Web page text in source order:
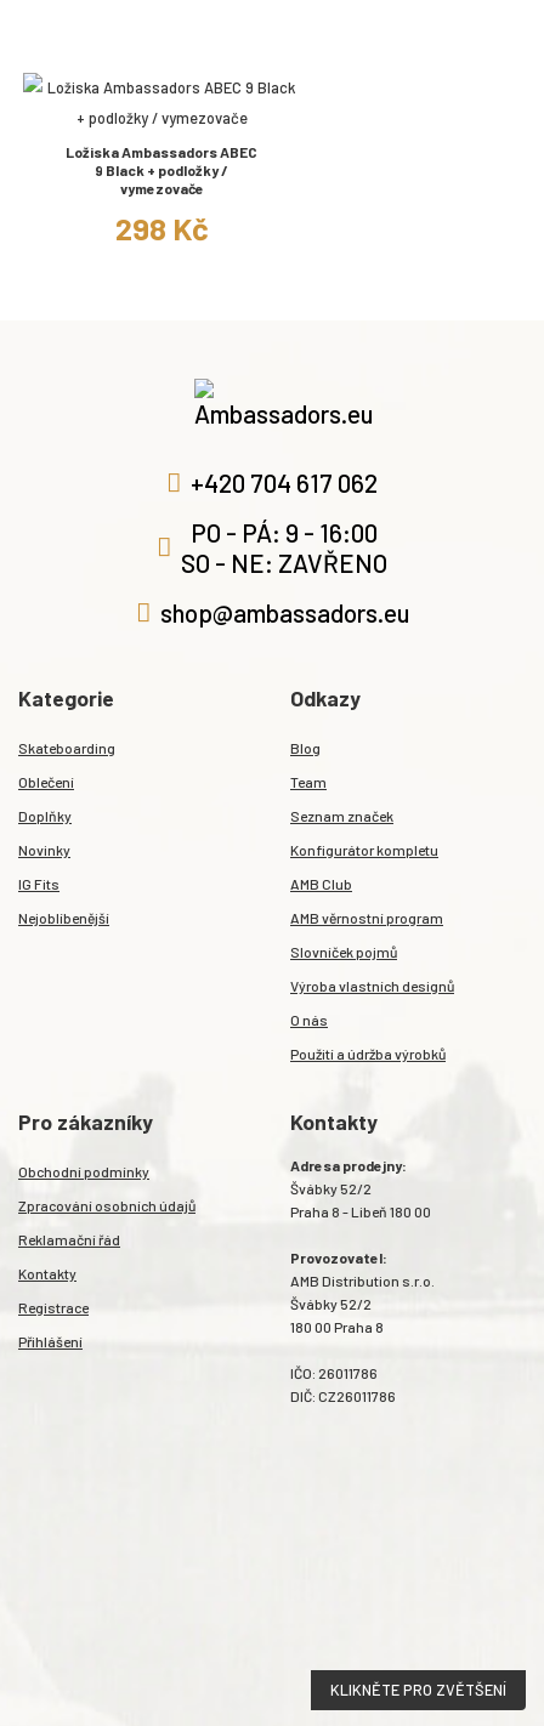
Ložiska Ambassadors ABEC
9 Black + podložky /
vymezovače
298 Kč
+420 704 617 062
PO - PÁ: 9 - 16:00
SO - NE: ZAVŘENO
shop@ambassadors.eu
Kategorie
Skateboarding
Oblečení
Doplňky
Novinky
IG Fits
Nejoblíbenější
Odkazy
Blog
Team
Seznam značek
Konfigurátor kompletu
AMB Club
AMB věrnostní program
Slovníček pojmů
Výroba vlastních designů
O nás
Použití a údržba výrobků
Pro zákazníky
Obchodní podmínky
Zpracování osobních údajů
Reklamační řád
Kontakty
Registrace
Přihlášení
Kontakty
Adresa prodejny:
Švábky 52/2
Praha 8 - Libeň 180 00
Provozovatel:
AMB Distribution s.r.o.
Švábky 52/2
180 00 Praha 8
IČO: 26011786
DIČ: CZ26011786
KLIKNĚTE PRO ZVĚTŠENÍ